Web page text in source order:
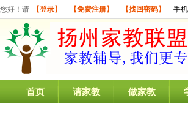
您好！请 【登录】 【免费注册】 【找回密码】 手
首页 请家教 做家教